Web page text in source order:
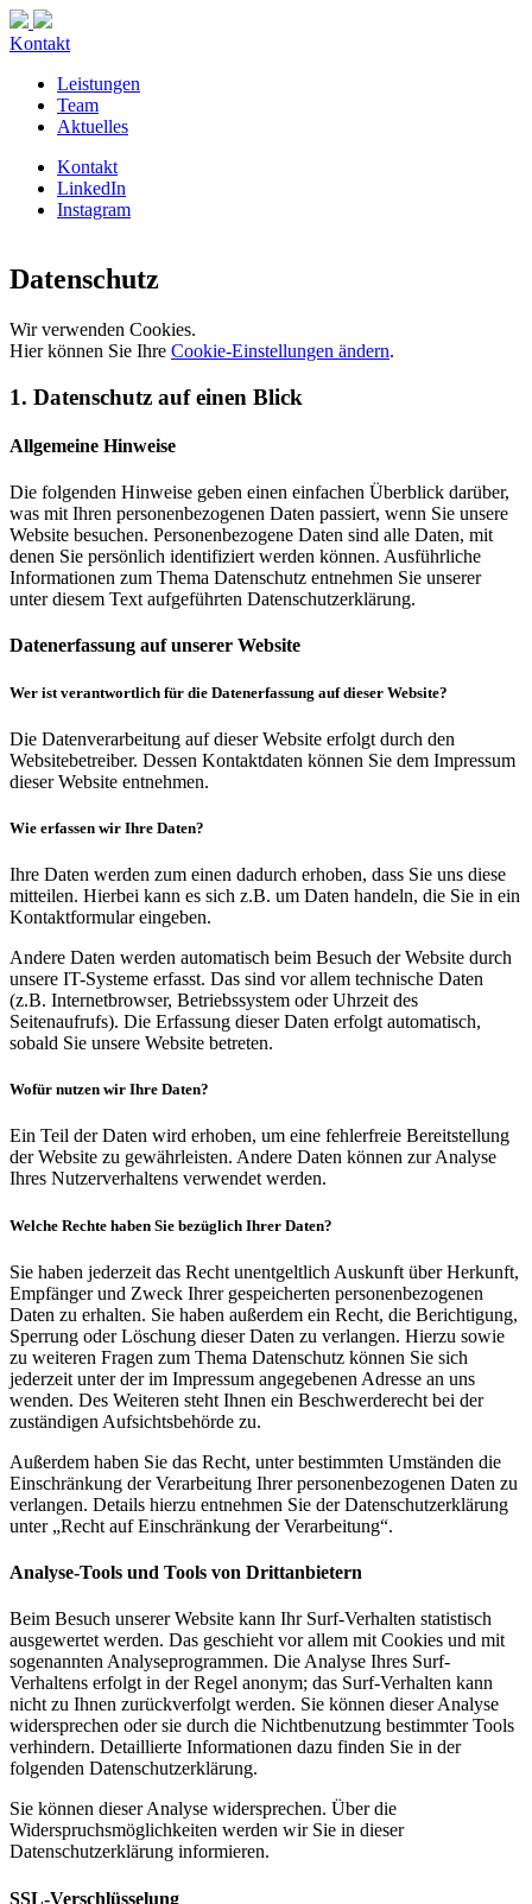
Kontakt
Leistungen
Team
Aktuelles
Kontakt
LinkedIn
Instagram
Datenschutz
Wir verwenden Cookies.
Hier können Sie Ihre Cookie-Einstellungen ändern.
1. Datenschutz auf einen Blick
Allgemeine Hinweise
Die folgenden Hinweise geben einen einfachen Überblick darüber,
was mit Ihren personenbezogenen Daten passiert, wenn Sie unsere
Website besuchen. Personenbezogene Daten sind alle Daten, mit
denen Sie persönlich identifiziert werden können. Ausführliche
Informationen zum Thema Datenschutz entnehmen Sie unserer
unter diesem Text aufgeführten Datenschutzerklärung.
Datenerfassung auf unserer Website
Wer ist verantwortlich für die Datenerfassung auf dieser Website?
Die Datenverarbeitung auf dieser Website erfolgt durch den
Websitebetreiber. Dessen Kontaktdaten können Sie dem Impressum
dieser Website entnehmen.
Wie erfassen wir Ihre Daten?
Ihre Daten werden zum einen dadurch erhoben, dass Sie uns diese
mitteilen. Hierbei kann es sich z.B. um Daten handeln, die Sie in ein
Kontaktformular eingeben.
Andere Daten werden automatisch beim Besuch der Website durch
unsere IT-Systeme erfasst. Das sind vor allem technische Daten
(z.B. Internetbrowser, Betriebssystem oder Uhrzeit des
Seitenaufrufs). Die Erfassung dieser Daten erfolgt automatisch,
sobald Sie unsere Website betreten.
Wofür nutzen wir Ihre Daten?
Ein Teil der Daten wird erhoben, um eine fehlerfreie Bereitstellung
der Website zu gewährleisten. Andere Daten können zur Analyse
Ihres Nutzerverhaltens verwendet werden.
Welche Rechte haben Sie bezüglich Ihrer Daten?
Sie haben jederzeit das Recht unentgeltlich Auskunft über Herkunft,
Empfänger und Zweck Ihrer gespeicherten personenbezogenen
Daten zu erhalten. Sie haben außerdem ein Recht, die Berichtigung,
Sperrung oder Löschung dieser Daten zu verlangen. Hierzu sowie
zu weiteren Fragen zum Thema Datenschutz können Sie sich
jederzeit unter der im Impressum angegebenen Adresse an uns
wenden. Des Weiteren steht Ihnen ein Beschwerderecht bei der
zuständigen Aufsichtsbehörde zu.
Außerdem haben Sie das Recht, unter bestimmten Umständen die
Einschränkung der Verarbeitung Ihrer personenbezogenen Daten zu
verlangen. Details hierzu entnehmen Sie der Datenschutzerklärung
unter „Recht auf Einschränkung der Verarbeitung“.
Analyse-Tools und Tools von Drittanbietern
Beim Besuch unserer Website kann Ihr Surf-Verhalten statistisch
ausgewertet werden. Das geschieht vor allem mit Cookies und mit
sogenannten Analyseprogrammen. Die Analyse Ihres Surf-
Verhaltens erfolgt in der Regel anonym; das Surf-Verhalten kann
nicht zu Ihnen zurückverfolgt werden. Sie können dieser Analyse
widersprechen oder sie durch die Nichtbenutzung bestimmter Tools
verhindern. Detaillierte Informationen dazu finden Sie in der
folgenden Datenschutzerklärung.
Sie können dieser Analyse widersprechen. Über die
Widerspruchsmöglichkeiten werden wir Sie in dieser
Datenschutzerklärung informieren.
SSL-Verschlüsselung